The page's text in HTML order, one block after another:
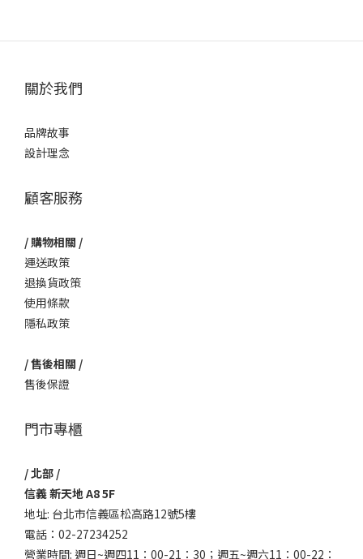
關於我們
品牌故事
設計理念
顧客服務
/ 購物相關 /
運送政策
退換貨政策
使用條款
隱私政策
/ 售後相關 /
售後保證
門市專櫃
/ 北部 /
信義 新天地 A8 5F
地址: 台北市信義區松高路12號5樓
電話：02-27234252
營業時間: 週日~週四11：00-21：30；週五~週六11：00-22：